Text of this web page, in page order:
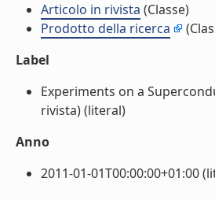
Articolo in rivista (Classe)
Prodotto della ricerca
Label
Experiments on a
rivista) (literal)
Anno
2011-01-01T00:00:00+01:00